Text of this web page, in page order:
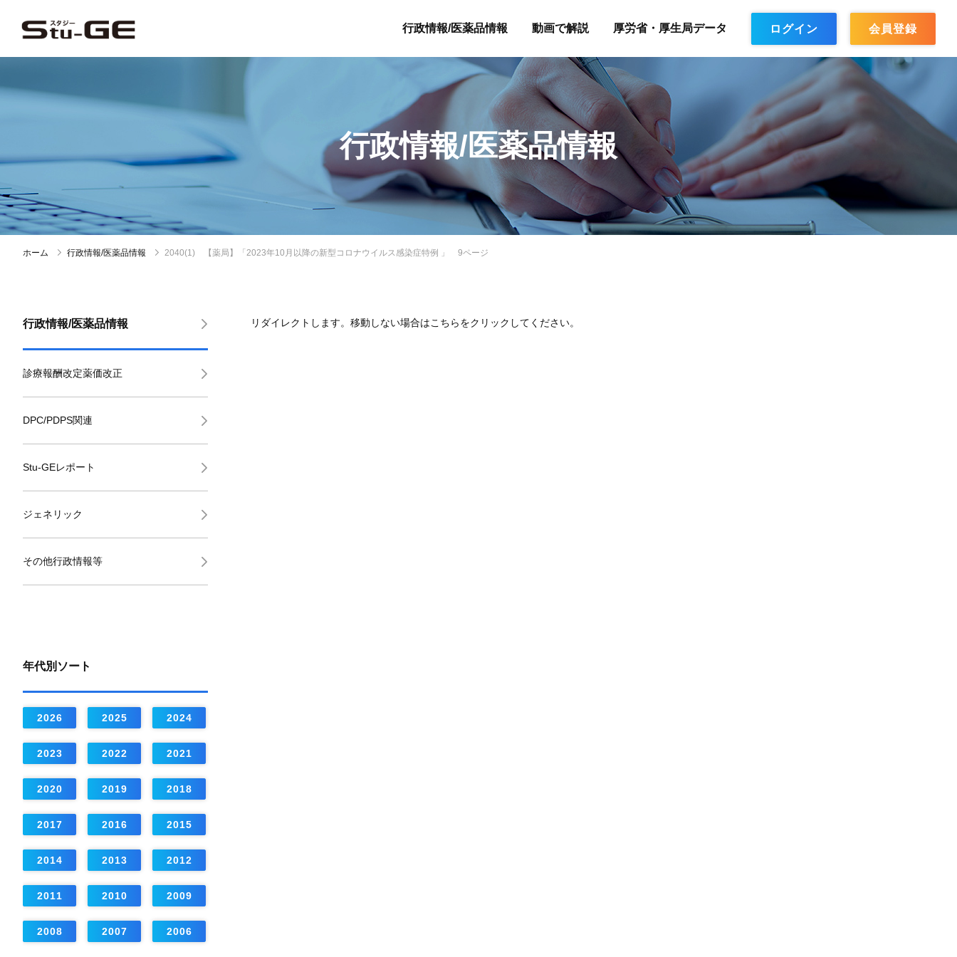
行政情報/医薬品情報 動画で解説 厚労省・厚生局データ ログイン 会員登録
行政情報/医薬品情報
ホーム 行政情報/医薬品情報 2040(1) 【薬局】「2023年10月以降の新型コロナウイルス感染症特例 」 9ページ
リダイレクトします。移動しない場合はこちらをクリックしてください。
行政情報/医薬品情報
診療報酬改定薬価改正
DPC/PDPS関連
Stu-GEレポート
ジェネリック
その他行政情報等
年代別ソート
2026 2025 2024
2023 2022 2021
2020 2019 2018
2017 2016 2015
2014 2013 2012
2011 2010 2009
2008 2007 2006